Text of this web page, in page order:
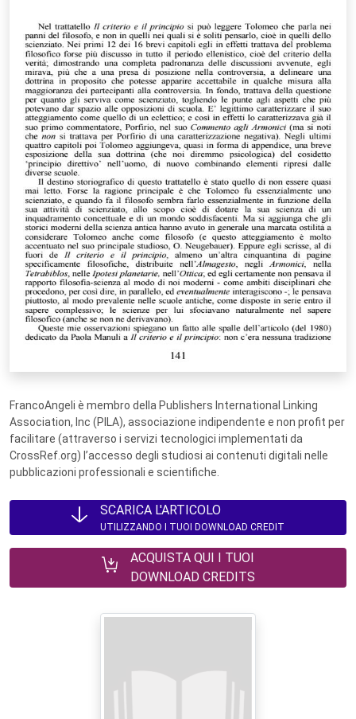
FrancoAngeli è membro della Publishers International Linking
Association, Inc (PILA), associazione indipendente e non profit per
facilitare (attraverso i servizi tecnologici implementati da
CrossRef.org) l’accesso degli studiosi ai contenuti digitali nelle
pubblicazioni professionali e scientifiche.
SCARICA L'ARTICOLO
UTILIZZANDO I TUOI DOWNLOAD CREDIT
ACQUISTA QUI I TUOI
DOWNLOAD CREDITS